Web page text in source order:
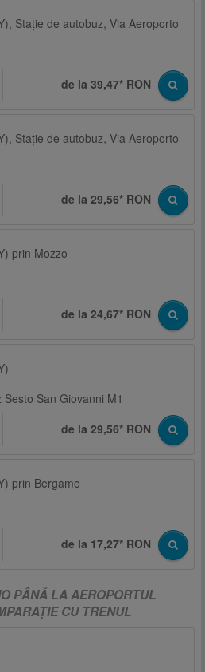
Staţie de autobuz, Via Aeroporto
de la 39,47* RON
Staţie de autobuz, Via Aeroporto
de la 29,56* RON
prin Mozzo
de la 24,67* RON
San Giovanni M1
de la 29,56* RON
prin Bergamo
de la 17,27* RON
PÂNĂ LA AEROPORTUL
CU TRENUL